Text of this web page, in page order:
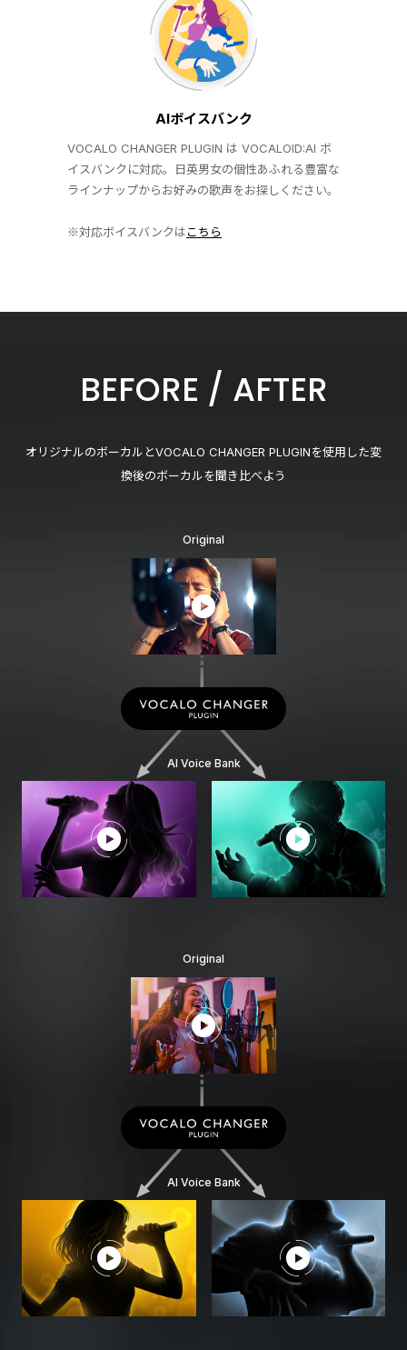
AIボイスバンク
VOCALO CHANGER PLUGIN は VOCALOID:AI ボ
イスバンクに対応。日英男女の個性あふれる豊富な
ラインナップからお好みの歌声をお探しください。
※対応ボイスバンクはこちら
BEFORE / AFTER
オリジナルのボーカルとVOCALO CHANGER PLUGINを使用した変
換後のボーカルを聞き比べよう
Original
AI Voice Bank
Original
AI Voice Bank